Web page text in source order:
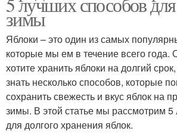
зимы
Яблоки – это один из самых
которые мы ем в течение всего года.
хотите хранить яблоки на долгий
знать несколько способов, которые
сохранить свежесть и вкус яблок на
зимы. В этой статье мы рассмотрим 5
для долгого хранения яблок.